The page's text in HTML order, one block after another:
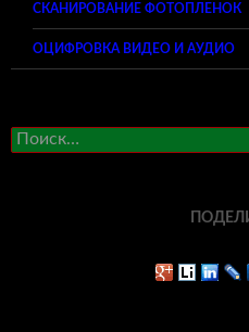
СКАНИРОВАНИЕ ФОТОПЛЕНОК
ОЦИФРОВКА ВИДЕО И АУДИО
Найти: